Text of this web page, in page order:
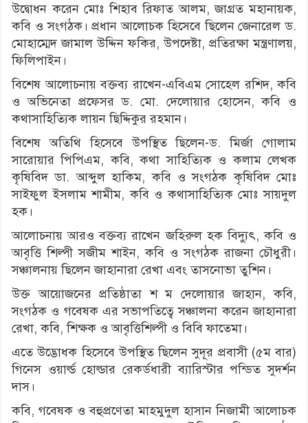
উদ্বোধন করেন মোঃ শিহাব রিফাত আলম, জাগ্রত মহানায়ক,
কবি ও সংগঠক। প্রধান আলোচক হিসেবে ছিলেন জেনারেল ড.
মোহাম্মেদ জামাল উদ্দিন ফকির, উপদেষ্টা, প্রতিরক্ষা মন্ত্রণালয়,
ফিলিপাইন।
বিশেষ আলোচনায় বক্তব্য রাখেন-এবিএম সোহেল রশিদ, কবি
ও অভিনেতা প্রফেসর ড. মো. দেলোয়ার হোসেন, কবি ও
কথাসাহিত্যিক লায়ন ছিদ্দিকুর রহমান।
বিশেষ অতিথি হিসেবে উপস্থিত ছিলেন-ড. মির্জা গোলাম
সারোয়ার পিপিএম, কবি, কথা সাহিত্যিক ও কলাম লেখক
কৃষিবিদ ডা. আব্দুল হাকিম, কবি ও সংগঠক কৃষিবিদ মোঃ
সাইফুল ইসলাম শামীম, কবি ও কথাসাহিত্যিক মোঃ সায়দুল
হক।
আলোচনায় আরও বক্তব্য রাখেন জহিরুল হক বিদ্যুৎ, কবি ও
আবৃত্তি শিল্পী সজীম শাইন, কবি ও সংগঠক রাজনা চৌধুরী।
সঞ্চালনায় ছিলেন জাহানারা রেখা এবং তাসনোভা তুশিন।
উক্ত আয়োজনের প্রতিষ্ঠাতা শ ম দেলোয়ার জাহান, কবি,
সংগঠক ও গবেষক এর সভাপতিত্বে সঞ্চালনা করেন জাহানারা
রেখা, কবি, শিক্ষক ও আবৃত্তিশিল্পী ও বিবি ফাতেমা।
এতে উদ্ভোধক হিসেবে উপস্থিত ছিলেন সুদূর প্রবাসী (৫ম বার)
গিনেস ওয়ার্ল্ড হোল্ডার রেকর্ডধারী ব্যারিস্টার পন্ডিত সুদর্শন
দাস।
কবি, গবেষক ও বহুপ্রণেতা মাহমুদুল হাসান নিজামী আলোচক